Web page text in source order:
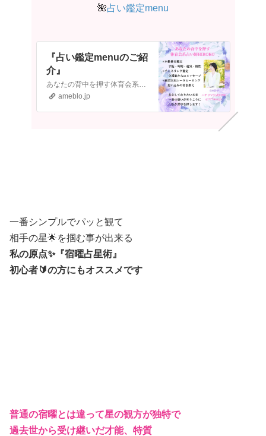
🌺占い鑑定menu
『占い鑑定menuのご紹
介』
あなたの背中を押す体育会系占い師のHIROKOです✨占い鑑定menuが新しくなりましたのでご紹介させていただきます ​〜占い鑑定menuのご紹介〜✳︎四…
ameblo.jp
一番シンプルでパッと観て
相手の星🌟を掴む事が出来る
私の原点✨『宿曜占星術』
初心者🔰の方に もオススメです
普通の宿曜とは違って星の観方が独特で
過去世から受け継いだ才能、特質